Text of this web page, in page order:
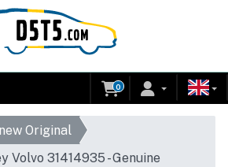
0
Original
Volvo 31414935 - Genuine